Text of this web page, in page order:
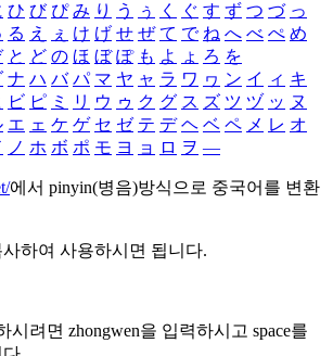
ひ び ぴ み り う ぅ く ぐ す ず つ づ っ
る え ぇ け げ せ ぜ て で ね へ べ ぺ め
と ど の ほ ぼ ぽ も よ ょ ろ を
ナ ハ バ パ マ ヤ ャ ラ ワ ヮ ン イ ィ キ
ビ ピ ミ リ ウ ゥ ク グ ス ズ ツ ヅ ッ ヌ
エ ェ ケ ゲ セ ゼ テ デ ヘ ベ ペ メ レ オ
ノ ホ ボ ポ モ ヨ ョ ロ ヲ ―
에서 pinyin(병음)방식으로 중국어를 변환
하여 사용하시면 됩니다.
시려면 zhongwen을 입력하시고 space를